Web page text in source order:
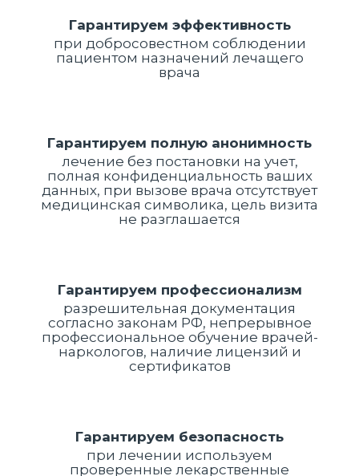
Гарантируем эффективность
при добросовестном соблюдении
пациентом назначений лечащего
врача
Гарантируем полную анонимность
лечение без постановки на учет,
полная конфиденциальность ваших
данных, при вызове врача отсутствует
медицинская символика, цель визита
не разглашается
Гарантируем профессионализм
разрешительная документация
согласно законам РФ, непрерывное
профессиональное обучение врачей-
наркологов, наличие лицензий и
сертификатов
Гарантируем безопасность
при лечении используем
проверенные лекарственные